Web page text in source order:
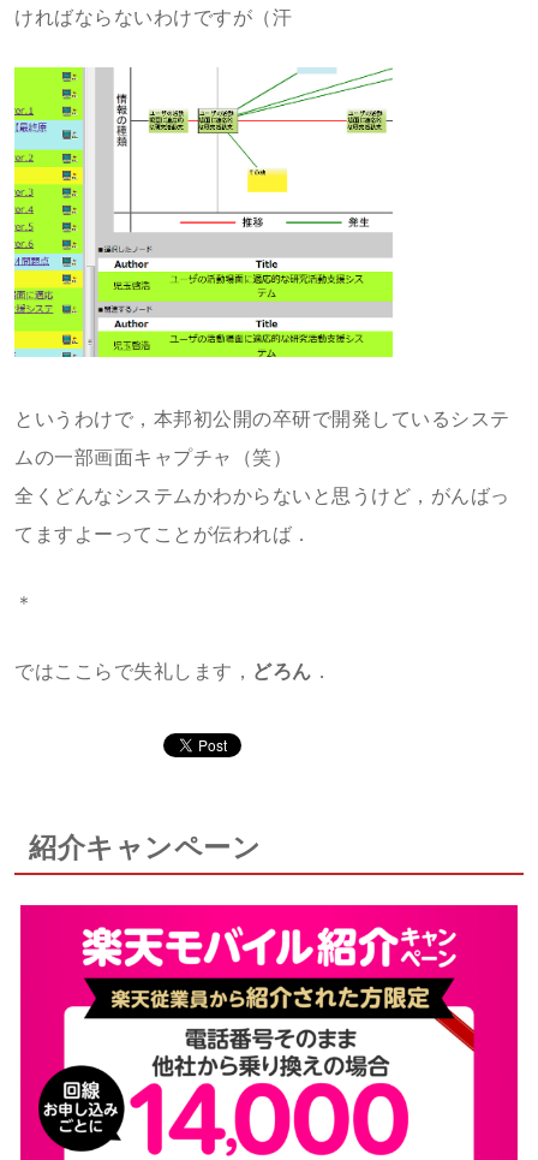
ければならないわけですが（汗
というわけで，本邦初公開の卒研で開発しているシステ
ムの一部画面キャプチャ（笑）
全くどんなシステムかわからないと思うけど，がんばっ
てますよーってことが伝われば．
＊
ではここらで失礼します， どろん ．
紹介キャンペーン